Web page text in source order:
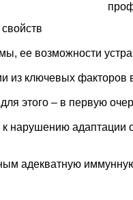
ее возможности
из ключевых факторов
этого – в первую
нарушению адаптации
адекватную